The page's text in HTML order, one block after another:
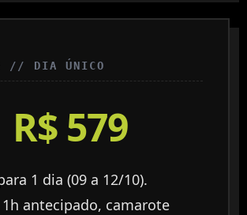
// DIA ÚNICO
R$ 579
1 dia (09 a 12/10).
1h antecipado, camarote